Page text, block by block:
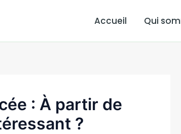
Accueil Qui
: À partir de
?